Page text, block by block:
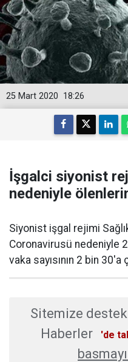
18:26
25 Mart 2020
İşgalci siyonist
nedeniyle
​Siyonist işgal rejimi
Coronavirusü nedeniyle
vaka sayısının 2 bin 30'a
Sitemize
Haberler
'de